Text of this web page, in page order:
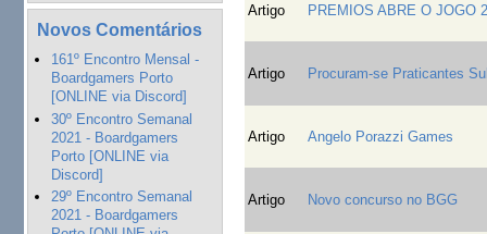
Novos Comentários
161º Encontro Mensal -
Boardgamers Porto
[ONLINE via Discord]
30º Encontro Semanal
2021 - Boardgamers
Porto [ONLINE via
Discord]
29º Encontro Semanal
2021 - Boardgamers
Artigo PREMIOS ABRE O JOGO
Artigo Procuram-se Praticantes
Artigo Angelo Porazzi Games
Artigo Novo concurso no BGG